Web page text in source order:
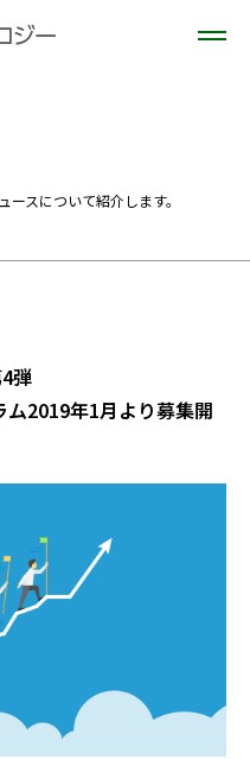
スについて紹介します。
弾
2019年1月より募集開